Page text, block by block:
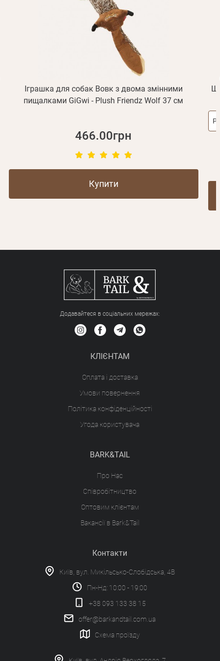
Іграшка для собак Вовк з двома змінними
пищалками GiGwi - Plush Friendz Wolf 37 см
466.00грн
Купити
Додавайтеся в соціальних мережах:
КЛІЄНТАМ
Оплата і доставка
Умови повернення
Політика конфіденційності
Угода користувача
BARK&TAIL
Про Нас
Співробітництво
Оптовим клієнтам
Вакансії в Bark&Tail
Контакти
Київ, вул. Микільсько-Слобідська, 4В
Пн-Нд: 10:00 - 19:00
+38 093 133 38 15
offer@barkandtail.com.ua
Схема проїзду
Відправити
Реєстрація
або з допомогою
Відправити
Згадали пароль?
Не прийшов лист?Повторити відправку
обліковий запис не підтверджена